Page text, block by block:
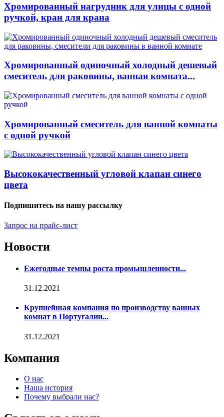
Хромированный нагрудник для улицы с одной
ручкой, кран для крана
Хромированный одиночный холодный дешевый
смеситель для раковины, ванная комната...
Хромированный смеситель для ванной комнаты
с одной ручкой
Высококачественный угловой клапан синего
цвета
Подпишитесь на нашу рассылку
Запрос на прайс-лист
Новости
Ежегодные темпы роста промышленности...
31.12.2021
Крупнейшая компания по производству ванных
комнат в Португалии...
31.12.2021
Компания
О нас
Наша история
Почему выбрали нас?